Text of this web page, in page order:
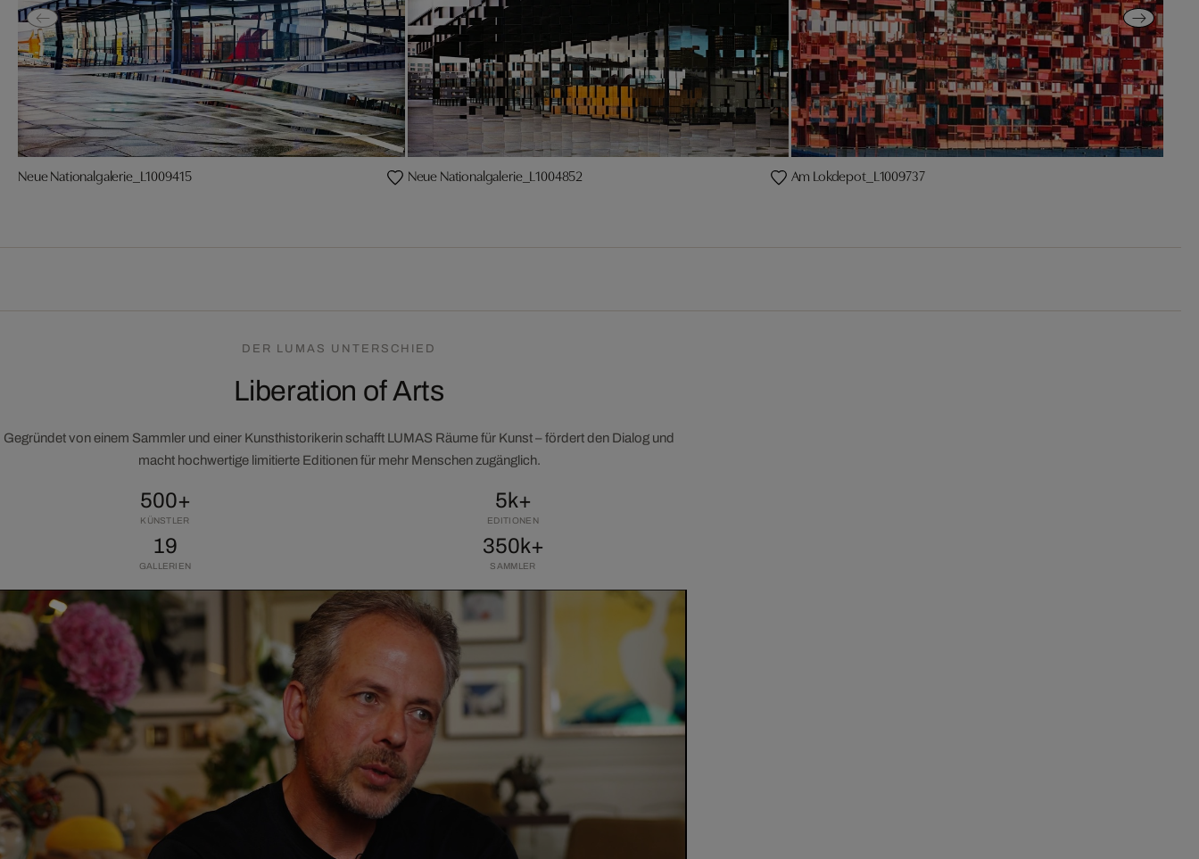
Neue Nationalgalerie_L1009415 Neue Nationalgalerie_L1004852 Am Lokdepot_L1009737
DER LUMAS UNTERSCHIED
Liberation of Arts
Gegründet von einem Sammler und einer Kunsthistorikerin schafft LUMAS Räume für Kunst – fördert den Dialog und
macht hochwertige limitierte Editionen für mehr Menschen zugänglich.
500+
KÜNSTLER
5k+
EDITIONEN
19
GALLERIEN
350k+
SAMMLER